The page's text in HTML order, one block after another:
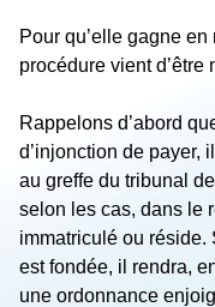
Pour qu’elle gagne
procédure vient d’être
Rappelons d’abord
d’injonction de payer,
au greffe du tribunal
selon les cas, dans le
immatriculé ou réside.
est fondée, il rendra,
une ordonnance